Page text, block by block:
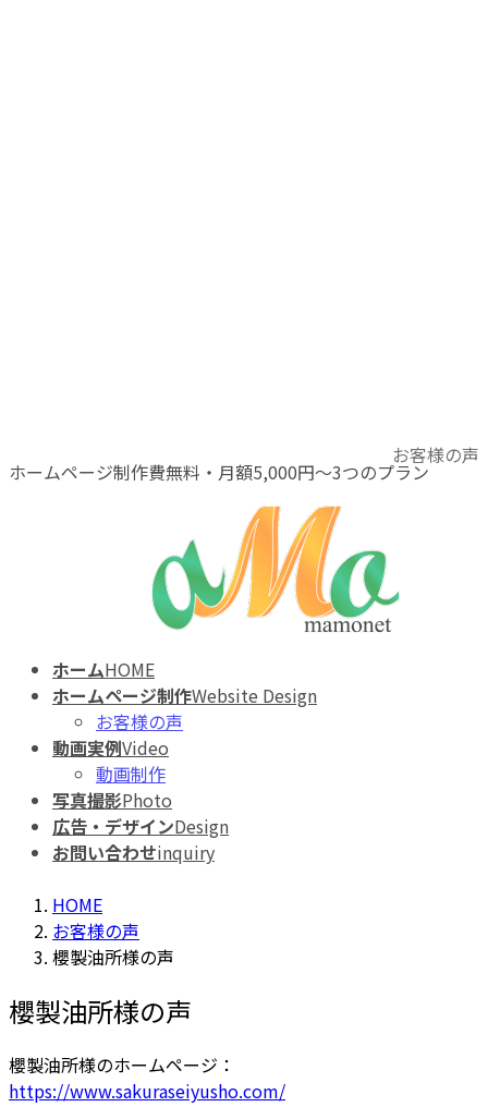
ン
ビ
ホームページ制作費無料・月額5,000円～3つのプラン
ホームHOME
ホームページ制作Website Design
お客様の声
動画実例Video
動画制作
写真撮影Photo
広告・デザインDesign
お問い合わせinquiry
お客様の声
HOME
お客様の声
櫻製油所様の声
櫻製油所様の声
櫻製油所様のホームページ：
https://www.sakuraseiyusho.com/